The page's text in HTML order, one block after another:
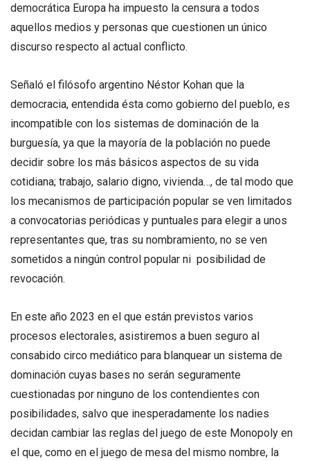
democrática Europa ha impuesto la censura a todos
aquellos medios y personas que cuestionen un único
discurso respecto al actual conflicto.
Señaló el filósofo argentino Néstor Kohan que la
democracia, entendida ésta como gobierno del pueblo, es
incompatible con los sistemas de dominación de la
burguesía, ya que la mayoría de la población no puede
decidir sobre los más básicos aspectos de su vida
cotidiana; trabajo, salario digno, vivienda…, de tal modo que
los mecanismos de participación popular se ven limitados
a convocatorias periódicas y puntuales para elegir a unos
representantes que, tras su nombramiento, no se ven
sometidos a ningún control popular ni posibilidad de
revocación.
En este año 2023 en el que están previstos varios
procesos electorales, asistiremos a buen seguro al
consabido circo mediático para blanquear un sistema de
dominación cuyas bases no serán seguramente
cuestionadas por ninguno de los contendientes con
posibilidades, salvo que inesperadamente los nadies
decidan cambiar las reglas del juego de este Monopoly en
el que, como en el juego de mesa del mismo nombre, la